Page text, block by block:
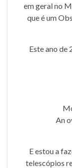
em geral no
que é um
Este ano de
An
E estou a
telescópios